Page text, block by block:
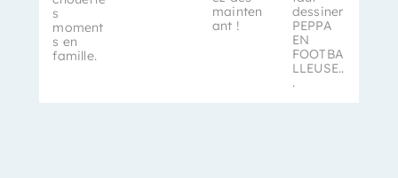
s
moment
s en
famille.
mainten
ant !
dessiner
PEPPA
EN
FOOTBA
LLEUSE..
.